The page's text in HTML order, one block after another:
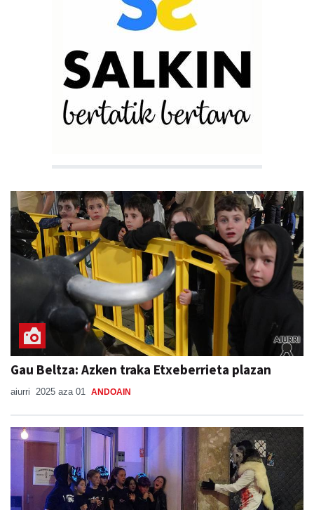
Gau Beltza: Azken traka Etxeberrieta plazan
aiurri 2025 aza 01 ANDOAIN